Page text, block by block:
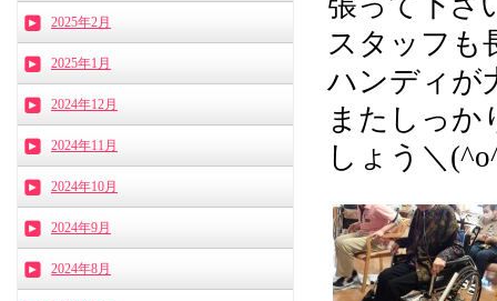
スタッフも
ハンディが
またしっか
しょう＼
2025年2月
2025年1月
2024年12月
2024年11月
2024年10月
2024年9月
2024年8月